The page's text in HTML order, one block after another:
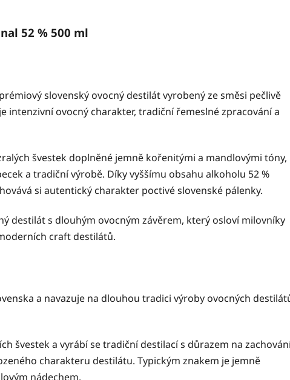
52 % 500 ml
slovenský ovocný destilát vyrobený ze směsi pečlivě
intenzivní ovocný charakter, tradiční řemeslné zpracování a
švestek doplněné jemně kořenitými a mandlovými tóny,
a tradiční výrobě. Díky vyššímu obsahu alkoholu 52 %
si autentický charakter poctivé slovenské pálenky.
destilát s dlouhým ovocným závěrem, který osloví milovníky
craft destilátů.
a navazuje na dlouhou tradici výroby ovocných
švestek a vyrábí se tradiční destilací s důrazem na
charakteru destilátu. Typickým znakem je jemně
nádechem.